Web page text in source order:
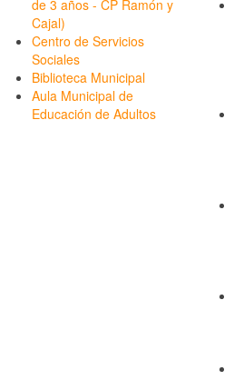
de 3 años - CP Ramón y
Cajal)
Centro de Servicios
Sociales
Biblioteca Municipal
Aula Municipal de
Educación de Adultos